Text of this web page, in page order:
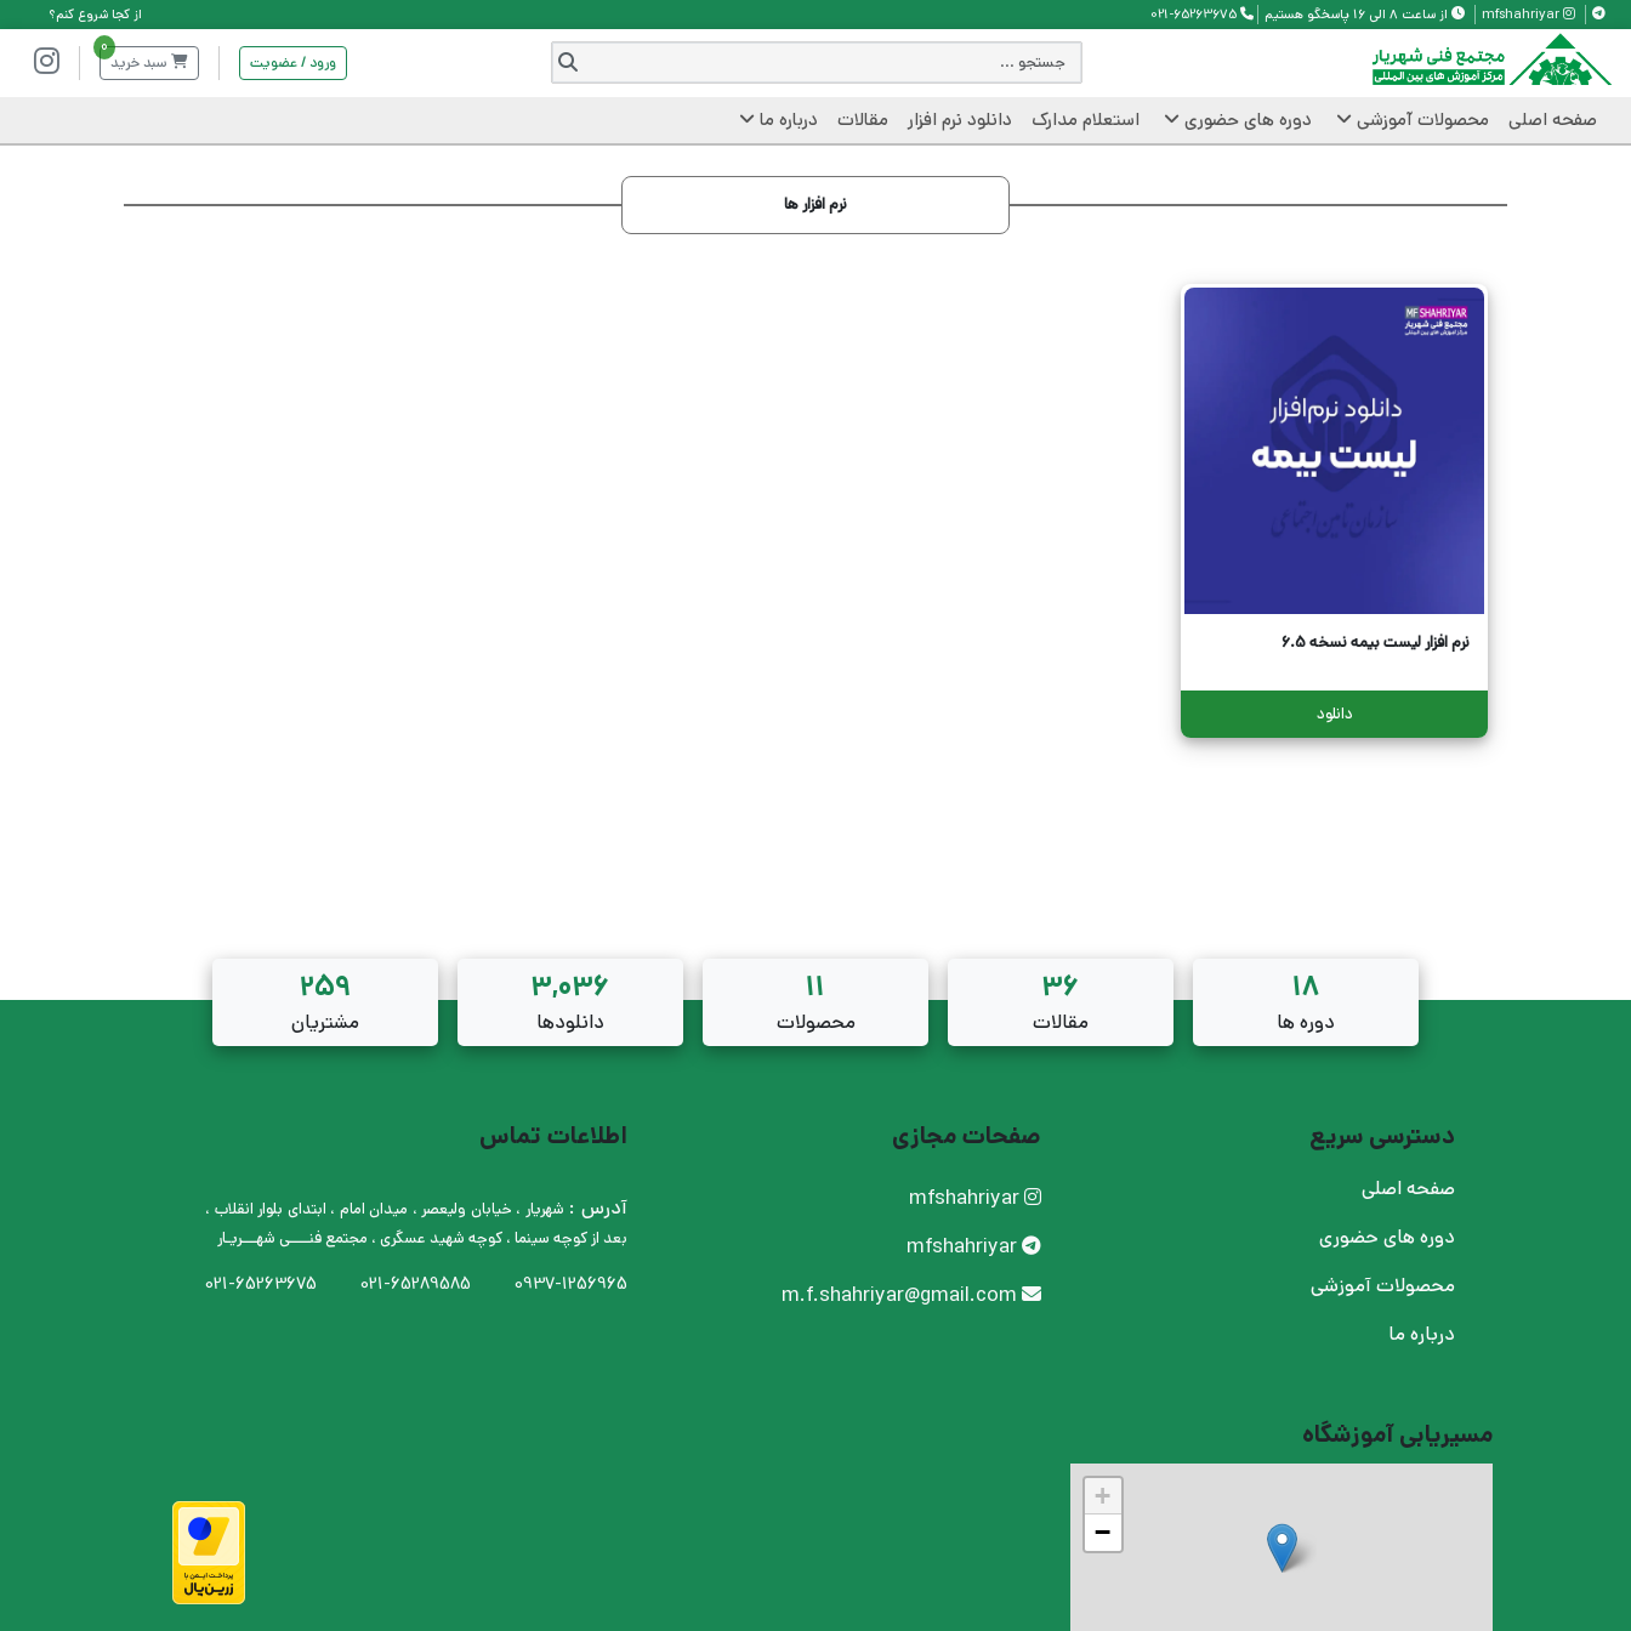
mfshahriyar از ساعت 8 الی 16 پاسخگو هستیم 021-65263675 از کجا شروع کنم؟
ورود / عضویت
0
سبد خرید
صفحه اصلی محصولات آموزشی دوره های حضوری استعلام مدارک دانلود نرم افزار مقالات درباره ما
نرم افزار ها
نرم افزار لیست بیمه نسخه 6.5
دانلود
18
دوره ها
36
مقالات
11
محصولات
3,036
دانلودها
259
مشتریان
دسترسی سریع
صفحه اصلی
دوره های حضوری
محصولات آموزشی
درباره ما
صفحات مجازی
mfshahriyar
mfshahriyar
m.f.shahriyar@gmail.com
اطلاعات تماس
آدرس : شهریار ، خیابان ولیعصر ، میدان امام ، ابتدای بلوار انقلاب ،
بعد از کوچه سینما ، کوچه شهید عسگری ، مجتمع فنــــی شهـــریـار
0937-1256965
021-65289585
021-65263675
مسیریابی آموزشگاه
+
−